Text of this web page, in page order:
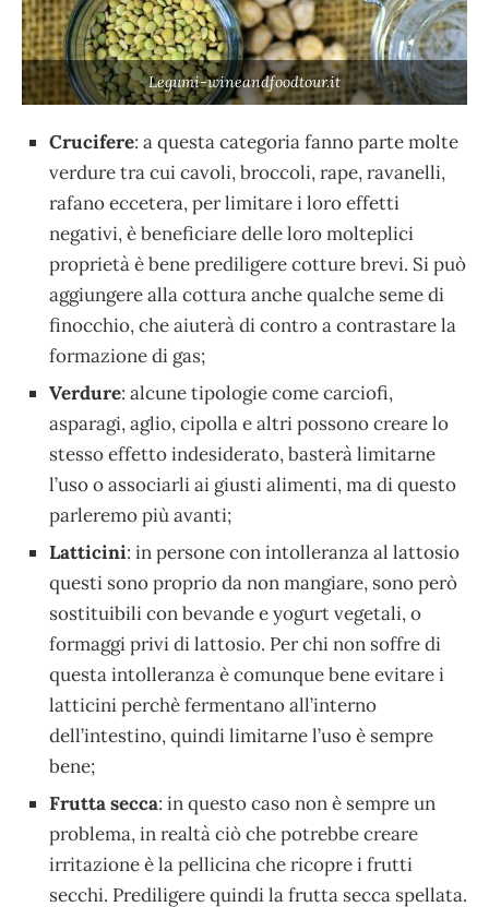
Legumi-wineandfoodtour.it
Crucifere: a questa categoria fanno parte molte
verdure tra cui cavoli, broccoli, rape, ravanelli,
rafano eccetera, per limitare i loro effetti
negativi, è beneficiare delle loro molteplici
proprietà è bene prediligere cotture brevi. Si può
aggiungere alla cottura anche qualche seme di
finocchio, che aiuterà di contro a contrastare la
formazione di gas;
Verdure: alcune tipologie come carciofi,
asparagi, aglio, cipolla e altri possono creare lo
stesso effetto indesiderato, basterà limitarne
l’uso o associarli ai giusti alimenti, ma di questo
parleremo più avanti;
Latticini: in persone con intolleranza al lattosio
questi sono proprio da non mangiare, sono però
sostituibili con bevande e yogurt vegetali, o
formaggi privi di lattosio. Per chi non soffre di
questa intolleranza è comunque bene evitare i
latticini perchè fermentano all’interno
dell’intestino, quindi limitarne l’uso è sempre
bene;
Frutta secca: in questo caso non è sempre un
problema, in realtà ciò che potrebbe creare
irritazione è la pellicina che ricopre i frutti
secchi. Prediligere quindi la frutta secca spellata.